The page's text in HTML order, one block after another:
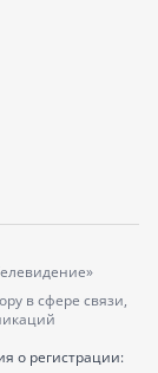
в сфере связи,
о регистрации: